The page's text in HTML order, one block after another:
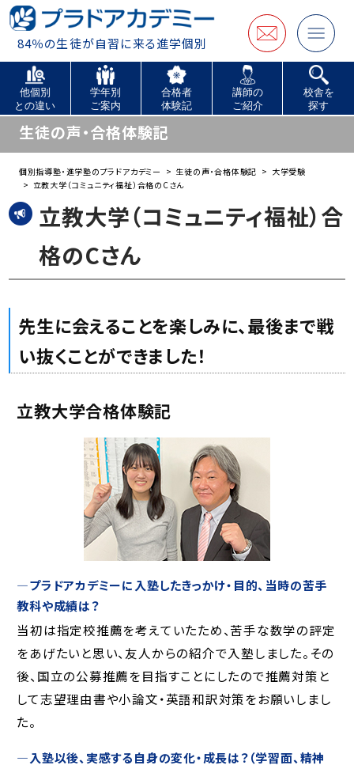
84％の生徒が自習に来る進学個別
他個別
との違い
学年別
ご案内
合格者
体験記
講師の
ご紹介
校舎を
探す
生徒の声・合格体験記
個別指導塾・進学塾のプラドアカデミー 生徒の声・合格体験記
大学受験
立教大学（コミュニティ福祉）合格のCさん
立教大学（コミュニティ福祉）合
格のCさん
先生に会えることを楽しみに、最後まで戦
い抜くことができました！
立教大学合格体験記
―プラドアカデミーに入塾したきっかけ・目的、当時の苦手
教科や成績は？
当初は指定校推薦を考えていたため、苦手な数学の評定
をあげたいと思い、友人からの紹介で入塾しました。その
後、国立の公募推薦を目指すことにしたので推薦対策と
して志望理由書や小論文・英語和訳対策をお願いしまし
た。
―入塾以後、実感する自身の変化・成長は？（学習面、精神